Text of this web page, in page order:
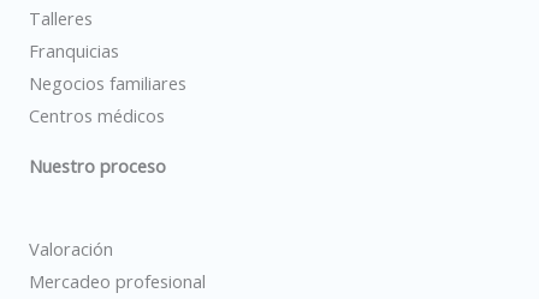
Talleres
Franquicias
Negocios familiares
Centros médicos
Nuestro proceso
Valoración
Mercadeo profesional